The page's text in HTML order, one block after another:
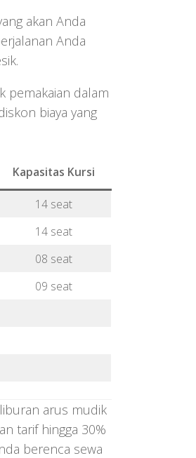
akan Anda
Anda
pemakaian dalam
biaya yang
Kapasitas Kursi
14 seat
14 seat
08 seat
09 seat
arus mudik
tarif hingga 30%
berenca sewa